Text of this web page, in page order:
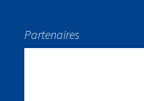
Partenaires